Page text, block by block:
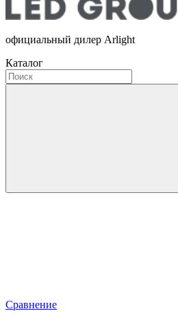
официальный дилер Arlight
Каталог
Сравнение